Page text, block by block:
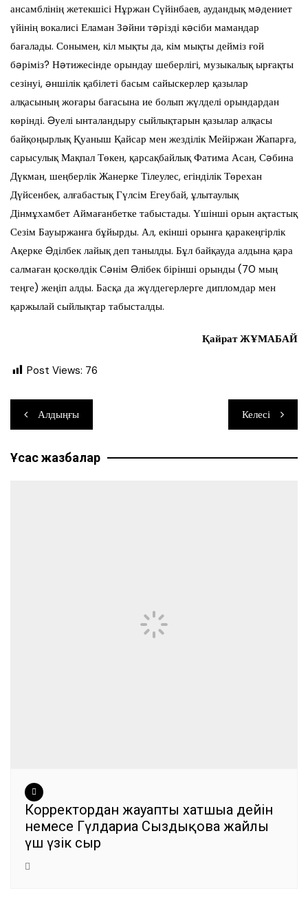
ансамблінің жетекшісі Нұржан Сүйінбаев, аудандық мəдениет
үйінің вокалисі Еламан Зəйни тəрізді кəсіби мамандар
бағалады. Сонымен, кіл мықты да, кім мықты дейміз ғой
бəріміз? Нəтижесінде орындау шеберлігі, музыкалық ырғақты
сезінуі, əншілік қабілеті басым сайыскерлер қазылар
алқасының жоғары бағасына ие болып жүлделі орындардан
көрінді. Əуелі ынталандыру сыйлықтарын қазылар алқасы
байқоңырлық Қуаныш Қайсар мен жезділік Мейіржан Жапарға,
сарысулық Мақпал Төкен, қарсақбайлық Фатима Асан, Сəбина
Дүкман, шеңберлік Жанерке Тілеулес, егінділік Төрехан
Дүйсенбек, алғабастық Гүлсім Егеубай, ұлытаулық
Дінмұхамбет Аймағанбетке табыстады. Үшінші орын ақтастық
Сезім Бауыржанға бұйырды. Ал, екінші орынға қаракеңгірлік
Ақерке Əділбек лайық деп танылды. Бұл байқауда алдына қара
салмаған қоскөлдік Сəнім Əлібек бірінші орынды (70 мың
теңге) жеңіп алды. Басқа да жүлдегерлерге дипломдар мен
қаржылай сыйлықтар табысталды.
Қайрат ЖҰМАБАЙ
Post Views: 76
Навигация
по
записям
Алдыңғы Келесі
Ұқсас жазбалар
Корректордан жауапты хатшыға дейін
немесе Гүлдариға Сыздықова жайлы
үш үзік сыр